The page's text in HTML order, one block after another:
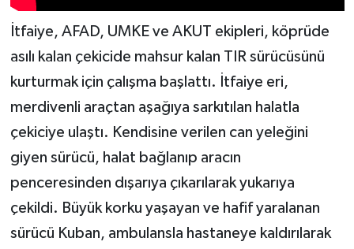
İtfaiye, AFAD, UMKE ve AKUT ekipleri, köprüde
asılı kalan çekicide mahsur kalan TIR sürücüsünü
kurturmak için çalışma başlattı. İtfaiye eri,
merdivenli araçtan aşağıya sarkıtılan halatla
çekiciye ulaştı. Kendisine verilen can yeleğini
giyen sürücü, halat bağlanıp aracın
penceresinden dışarıya çıkarılarak yukarıya
çekildi. Büyük korku yaşayan ve hafif yaralanan
sürücü Kuban, ambulansla hastaneye kaldırılarak